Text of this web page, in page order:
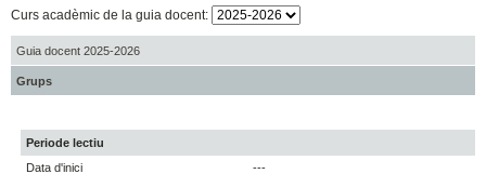
Curs acadèmic de la guia docent:
Guia docent 2025-2026
Grups
Periode lectiu
Data d'inici
---